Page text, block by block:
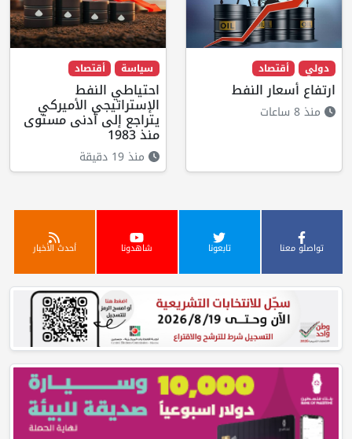
دولي أقتصاد
ارتفاع أسعار النفط
منذ 8 ساعات
سياسة أقتصاد
احتياطي النفط
الإستراتيجي الأميركي
يتراجع إلى أدنى مستوى
منذ 1983
منذ 19 دقيقة
تواصلو معنا تابعونا شاهدونا أحدث الأخبار